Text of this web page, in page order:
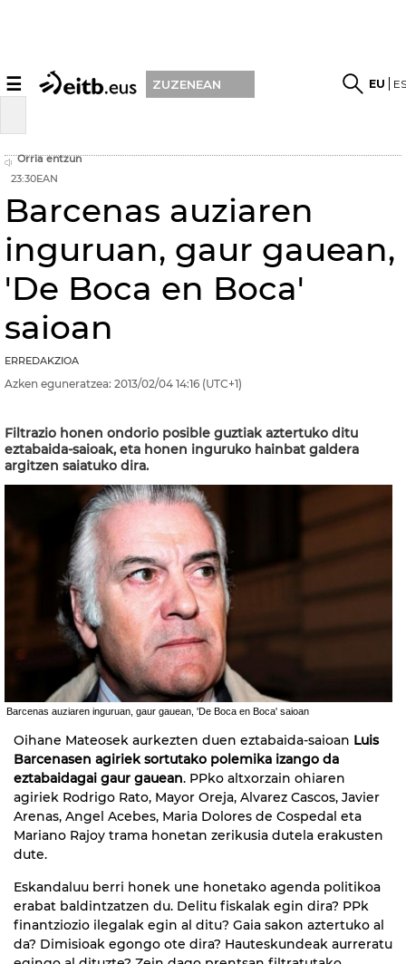
☰ ZUZENEAN EU
Orria entzun
23:30EAN
Barcenas auziaren
inguruan, gaur gauean,
'De Boca en Boca'
saioan
ERREDAKZIOA
Azken eguneratzea: 2013/02/04 14:16 (UTC+1)
Filtrazio honen ondorio posible guztiak aztertuko ditu
eztabaida-saioak, eta honen inguruko hainbat galdera
argitzen saiatuko dira.
Barcenas auziaren inguruan, gaur gauean, 'De Boca en Boca' saioan
Oihane Mateosek aurkezten duen eztabaida-saioan Luis
Barcenasen agiriek sortutako polemika izango da
eztabaidagai gaur gauean. PPko altxorzain ohiaren
agiriek Rodrigo Rato, Mayor Oreja, Alvarez Cascos, Javier
Arenas, Angel Acebes, Maria Dolores de Cospedal eta
Mariano Rajoy trama honetan zerikusia dutela erakusten
dute.
Eskandaluu berri honek une honetako agenda politikoa
erabat baldintzatzen du. Delitu fiskalak egin dira? PPk
finantziozio ilegalak egin al ditu? Gaia sakon aztertuko al
da? Dimisioak egongo ote dira? Hauteskundeak aurreratu